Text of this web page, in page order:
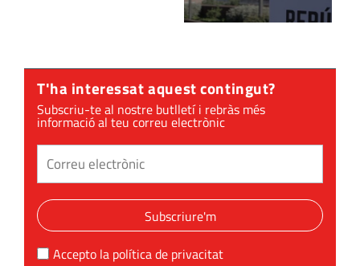
Felip VI, el Rei
dels
menyspreus
T'ha interessat aquest contingut?
Subscriu-te al nostre butlletí i rebràs més
informació al teu correu electrònic
Subscriure'm
Accepto la política de privacitat